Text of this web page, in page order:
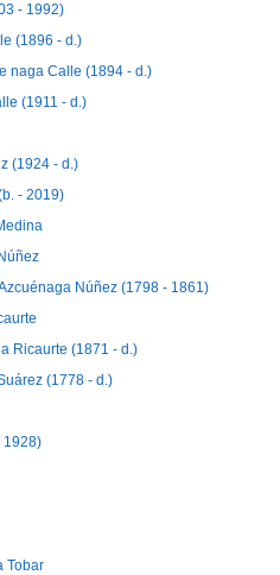
- 1992)
(1896 - d.)
naga Calle (1894 - d.)
(1911 - d.)
(1924 - d.)
- 2019)
Núñez (1798 - 1861)
Ricaurte (1871 - d.)
(1778 - d.)
1928)
Tobar